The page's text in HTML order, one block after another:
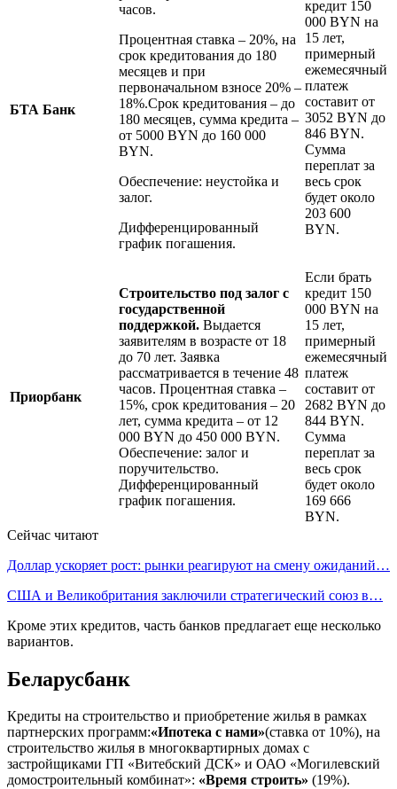
БТА Банк
часов.
Процентная ставка – 20%, на
срок кредитования до 180
месяцев и при
первоначальном взносе 20% –
18%.Срок кредитования – до
180 месяцев, сумма кредита –
от 5000 BYN до 160 000
BYN.
Обеспечение: неустойка и
залог.
Дифференцированный
график погашения.
кредит 150
000 BYN на
15 лет,
примерный
ежемесячный
платеж
составит от
3052 BYN до
846 BYN.
Сумма
переплат за
весь срок
будет около
203 600
BYN.
Приорбанк
Строительство под залог с
государственной
поддержкой. Выдается
заявителям в возрасте от 18
до 70 лет. Заявка
рассматривается в течение 48
часов. Процентная ставка –
15%, срок кредитования – 20
лет, сумма кредита – от 12
000 BYN до 450 000 BYN.
Обеспечение: залог и
поручительство.
Дифференцированный
график погашения.
Если брать
кредит 150
000 BYN на
15 лет,
примерный
ежемесячный
платеж
составит от
2682 BYN до
844 BYN.
Сумма
переплат за
весь срок
будет около
169 666
BYN.
Сейчас читают
Доллар ускоряет рост: рынки реагируют на смену ожиданий…
США и Великобритания заключили стратегический союз в…
Кроме этих кредитов, часть банков предлагает еще несколько
вариантов.
Беларусбанк
Кредиты на строительство и приобретение жилья в рамках
партнерских программ:«Ипотека с нами»(ставка от 10%), на
строительство жилья в многоквартирных домах с
застройщиками ГП «Витебский ДСК» и ОАО «Могилевский
домостроительный комбинат»: «Время строить» (19%).